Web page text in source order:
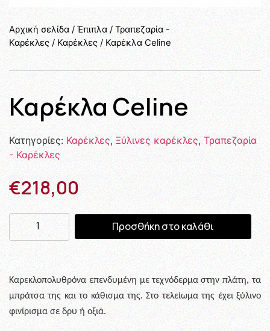
Αρχική σελίδα/ Έπιπλα/Τραπεζαρία -
Καρέκλες / Καρέκλες/ Καρέκλα Celine
Καρέκλα Celine
Κατηγορίες:Καρέκλες, Ξύλινες καρέκλες,Τραπεζαρία
- Καρέκλες
€218,00
Προσθήκη στο καλάθι
Καρεκλοπολυθρόνα επενδυμένη με τεχνόδερμα στην πλάτη, τα
μπράτσα της και το κάθισμα της. Στο τελείωμα της έχει ξύλινο
φινίρισμα σε δρυ ή οξιά.